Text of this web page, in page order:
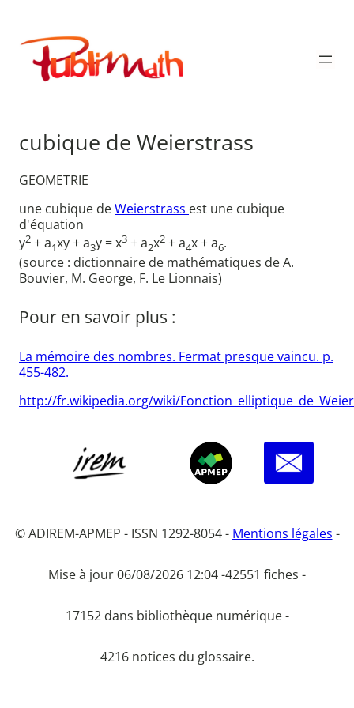
contenu
Publimath
cubique de Weierstrass
GEOMETRIE
une cubique deWeierstrass est une cubique
d'équation
y2 + a1xy + a3y = x3 + a2x2 + a4x + a6.
(source : dictionnaire de mathématiques de A.
Bouvier, M. George, F. Le Lionnais)
Pour en savoir plus :
La mémoire des nombres. Fermat presque vaincu. p.
455-482.
http://fr.wikipedia.org/wiki/
© ADIREM-APMEP - ISSN 1292-8054 - Mentions légales -
Mise à jour 06/08/2026 12:04 -42551 fiches -
17152 dans bibliothèque numérique -
4216 notices du glossaire.